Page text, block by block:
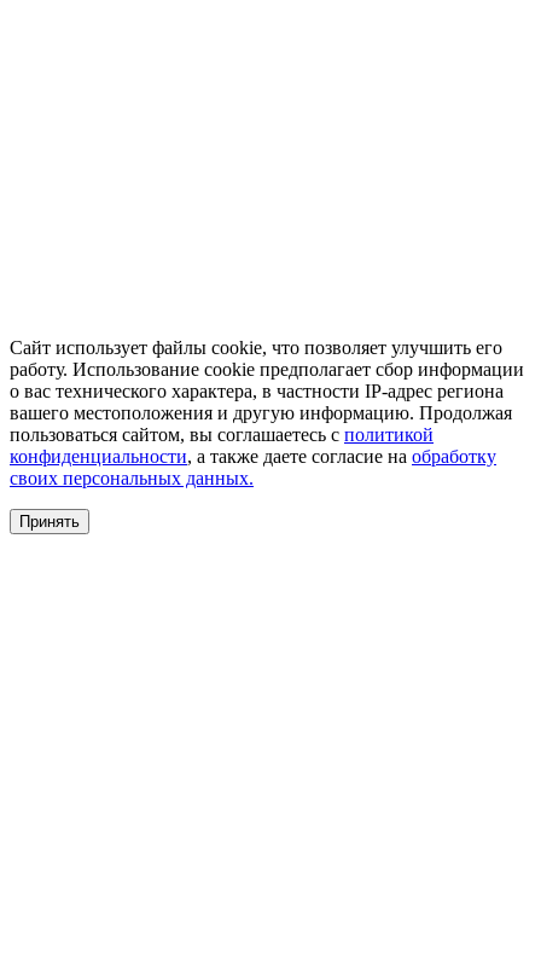
Сайт использует файлы cookie, что позволяет улучшить его
работу. Использование cookie предполагает сбор информации
о вас технического характера, в частности IP-адрес региона
вашего местоположения и другую информацию. Продолжая
пользоваться сайтом, вы соглашаетесь с политикой
конфиденциальности, а также даете согласие на обработку
своих персональных данных.
Принять